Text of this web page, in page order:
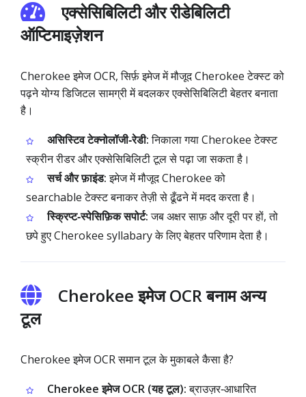
एक्सेसिबिलिटी और रीडेबिलिटी
ऑप्टिमाइज़ेशन
Cherokee इमेज OCR, सिर्फ़ इमेज में मौजूद Cherokee टेक्स्ट को
पढ़ने योग्य डिजिटल सामग्री में बदलकर एक्सेसिबिलिटी बेहतर बनाता
है।
असिस्टिव टेक्नोलॉजी‑रेडी:निकाला गया Cherokee टेक्स्ट
स्क्रीन रीडर और एक्सेसिबिलिटी टूल से पढ़ा जा सकता है।
सर्च और फ़ाइंड:इमेज में मौजूद Cherokee को
searchable टेक्स्ट बनाकर तेज़ी से ढूँढने में मदद करता है।
स्क्रिप्ट‑स्पेसिफ़िक सपोर्ट:जब अक्षर साफ़ और दूरी पर हों, तो
छपे हुए Cherokee syllabary के लिए बेहतर परिणाम देता है।
Cherokee इमेज OCR बनाम अन्य
टूल
Cherokee इमेज OCR समान टूल के मुकाबले कैसा है?
Cherokee इमेज OCR (यह टूल):ब्राउज़र‑आधारित